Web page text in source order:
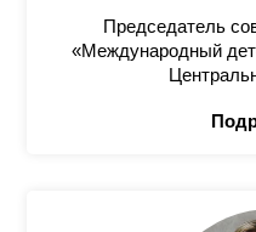
Председатель
«Международный